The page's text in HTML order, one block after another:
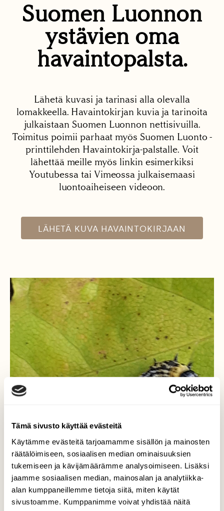
Tämä sivusto käyttää evästeitä
Käytämme evästeitä tarjoamamme sisällön ja mainosten
räätälöimiseen, sosiaalisen median ominaisuuksien
tukemiseen ja kävijämäärämme analysoimiseen. Lisäksi
jaamme sosiaalisen median, mainosalan ja analytiikka-
alan kumppaneillemme tietoja siitä, miten käytät
sivustoamme. Kumppanimme voivat yhdistää näitä
Suomen Luonnon
ystävien oma
havaintopalsta.
Lähetä kuvasi ja tarinasi alla olevalla
lomakkeella. Havaintokirjan kuvia ja tarinoita
julkaistaan Suomen Luonnon nettisivuilla.
Toimitus poimii parhaat myös Suomen Luonto -
printtilehden Havaintokirja-palstalle. Voit
lähettää meille myös linkin esimerkiksi
Youtubessa tai Vimeossa julkaisemaasi
luontoaiheiseen videoon.
LÄHETÄ KUVA HAVAINTOKIRJAAN